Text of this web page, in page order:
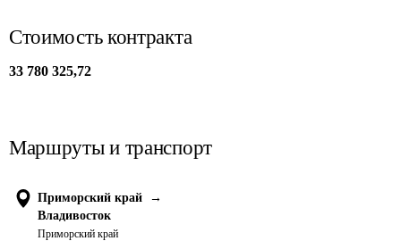
Стоимость контракта
33 780 325,72
Маршруты и транспорт
Приморский край
→
Владивосток
Приморский край